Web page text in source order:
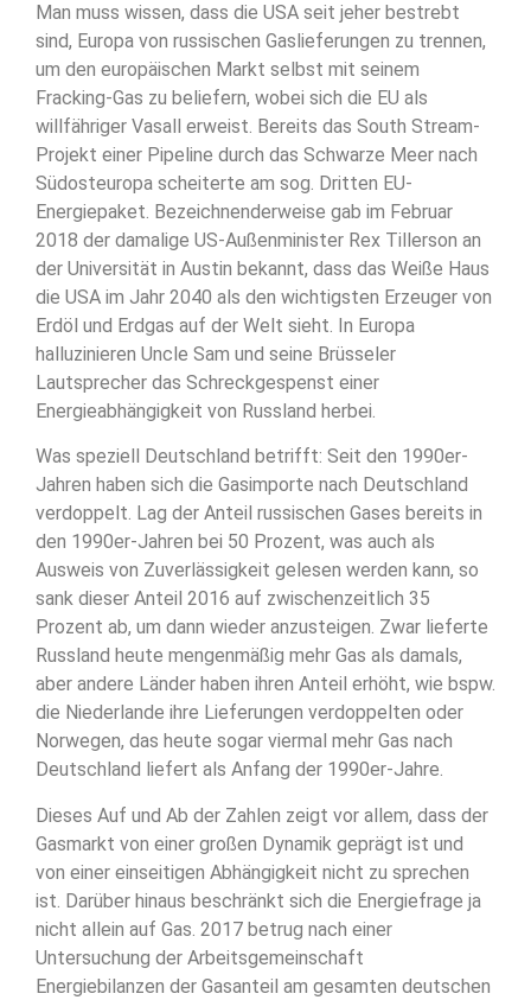
Man muss wissen, dass die USA seit jeher bestrebt
sind, Europa von russischen Gaslieferungen zu trennen,
um den europäischen Markt selbst mit seinem
Fracking-Gas zu beliefern, wobei sich die EU als
willfähriger Vasall erweist. Bereits das South Stream-
Projekt einer Pipeline durch das Schwarze Meer nach
Südosteuropa scheiterte am sog. Dritten EU-
Energiepaket. Bezeichnenderweise gab im Februar
2018 der damalige US-Außenminister Rex Tillerson an
der Universität in Austin bekannt, dass das Weiße Haus
die USA im Jahr 2040 als den wichtigsten Erzeuger von
Erdöl und Erdgas auf der Welt sieht. In Europa
halluzinieren Uncle Sam und seine Brüsseler
Lautsprecher das Schreckgespenst einer
Energieabhängigkeit von Russland herbei.
Was speziell Deutschland betrifft: Seit den 1990er-
Jahren haben sich die Gasimporte nach Deutschland
verdoppelt. Lag der Anteil russischen Gases bereits in
den 1990er-Jahren bei 50 Prozent, was auch als
Ausweis von Zuverlässigkeit gelesen werden kann, so
sank dieser Anteil 2016 auf zwischenzeitlich 35
Prozent ab, um dann wieder anzusteigen. Zwar lieferte
Russland heute mengenmäßig mehr Gas als damals,
aber andere Länder haben ihren Anteil erhöht, wie bspw.
die Niederlande ihre Lieferungen verdoppelten oder
Norwegen, das heute sogar viermal mehr Gas nach
Deutschland liefert als Anfang der 1990er-Jahre.
Dieses Auf und Ab der Zahlen zeigt vor allem, dass der
Gasmarkt von einer großen Dynamik geprägt ist und
von einer einseitigen Abhängigkeit nicht zu sprechen
ist. Darüber hinaus beschränkt sich die Energiefrage ja
nicht allein auf Gas. 2017 betrug nach einer
Untersuchung der Arbeitsgemeinschaft
Energiebilanzen der Gasanteil am gesamten deutschen